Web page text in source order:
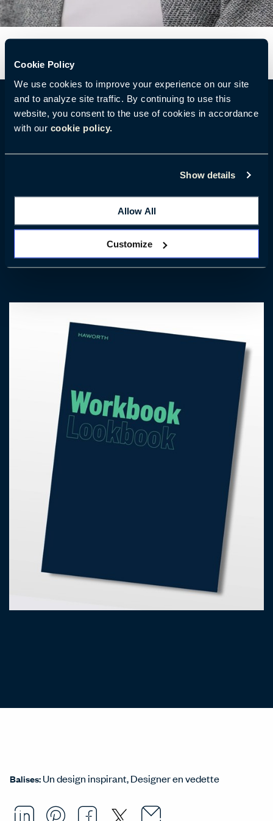
Cookie Policy
We use cookies to improve your experience on our site
and to analyze site traffic. By continuing to use this
website, you consent to the use of cookies in accordance
with our cookie policy.
Show details
Allow All
Customize
Votre guide pour les espaces de travail hybrides :
TÉLÉCHARGER LE WORKBOOK HAWORTH
Balises:Un design inspirant Designer en vedette
Email this
Opens in a